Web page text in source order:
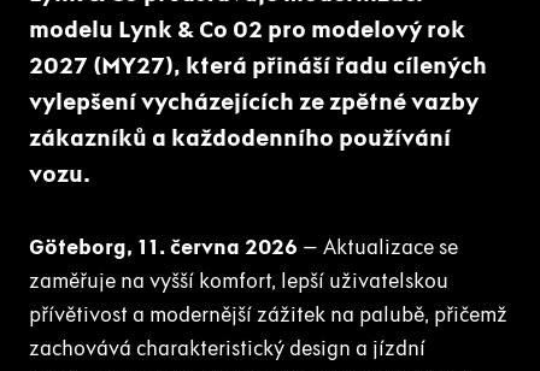
modelu Lynk & Co 02 pro modelový rok
2027 (MY27), která přináší řadu cílených
vylepšení vycházejících ze zpětné vazby
zákazníků a každodenního používání
vozu.
Göteborg, 11. června 2026 – Aktualizace se
zaměřuje na vyšší komfort, lepší uživatelskou
přívětivost a modernější zážitek na palubě, přičemž
zachovává charakteristický design a jízdní